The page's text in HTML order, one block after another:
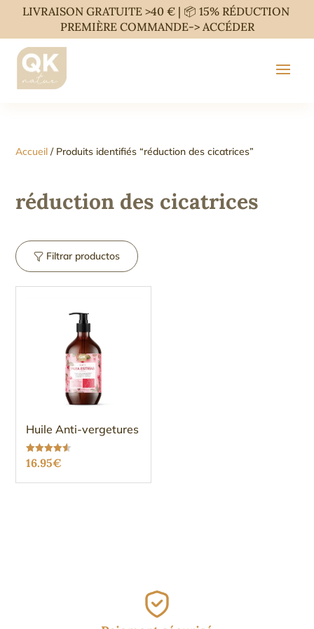
LIVRAISON GRATUITE >40 € | 📦 15% RÉDUCTION
PREMIÈRE COMMANDE-> ACCÉDER
Accueil / Produits identifiés “réduction des cicatrices”
réduction des cicatrices
Filtrar productos
Huile Anti-vergetures
Note
4.50
16.95€